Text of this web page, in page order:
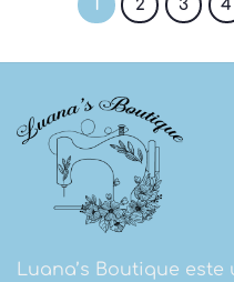
1 2 3 4
Luana’s Boutique